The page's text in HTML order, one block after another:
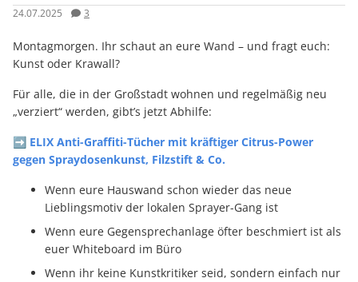
24.07.2025 3
Montagmorgen. Ihr schaut an eure Wand – und fragt euch:
Kunst oder Krawall?
Für alle, die in der Großstadt wohnen und regelmäßig neu
„verziert“ werden, gibt’s jetzt Abhilfe:
➡️ ELIX Anti-Graffiti-Tücher mit kräftiger Citrus-Power
gegen Spraydosenkunst, Filzstift & Co.
Wenn eure Hauswand schon wieder das neue
Lieblingsmotiv der lokalen Sprayer-Gang ist
Wenn eure Gegensprechanlage öfter beschmiert ist als
euer Whiteboard im Büro
Wenn ihr keine Kunstkritiker seid, sondern einfach nur